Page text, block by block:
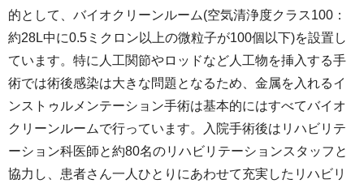
的として、バイオクリーンルーム(空気清浄度クラス100：
約28L中に0.5ミクロン以上の微粒子が100個以下)を設置し
ています。特に人工関節やロッドなど人工物を挿入する手
術では術後感染は大きな問題となるため、金属を入れるイ
ンストゥルメンテーション手術は基本的にはすべてバイオ
クリーンルームで行っています。入院手術後はリハビリテ
ーション科医師と約80名のリハビリテーションスタッフと
協力し、患者さん一人ひとりにあわせて充実したリハビリ